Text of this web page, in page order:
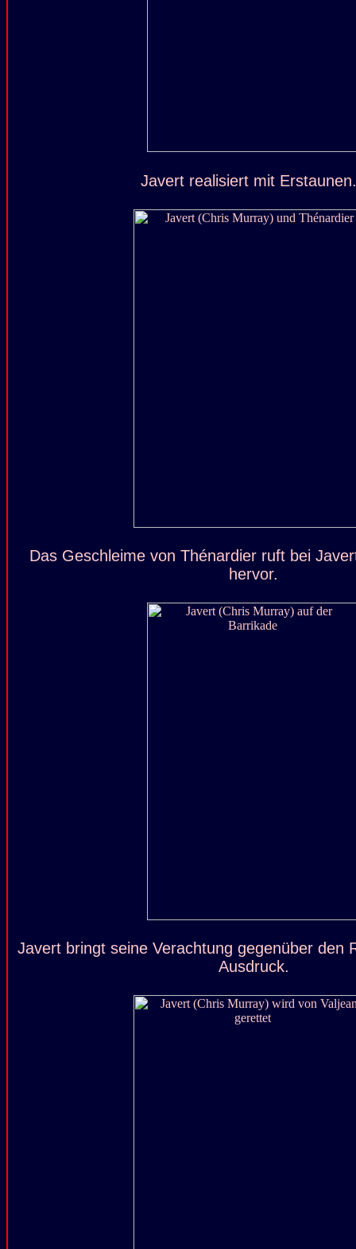
Javert realisiert mit
Das Geschleime von Thénardier ruft bei
hervor.
Javert bringt seine Verachtung gegenüber den
Ausdruck.